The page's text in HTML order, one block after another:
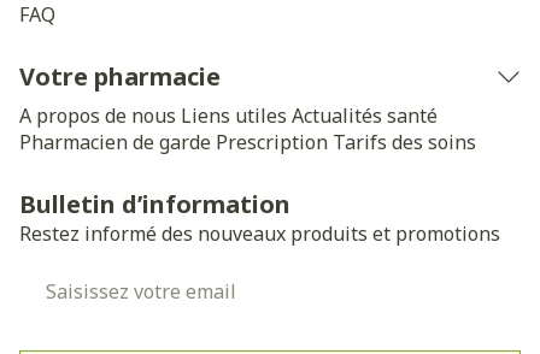
FAQ
Votre pharmacie
A propos de nous Liens utiles Actualités santé
Pharmacien de garde Prescription Tarifs des soins
Bulletin d’information
Restez informé des nouveaux produits et promotions